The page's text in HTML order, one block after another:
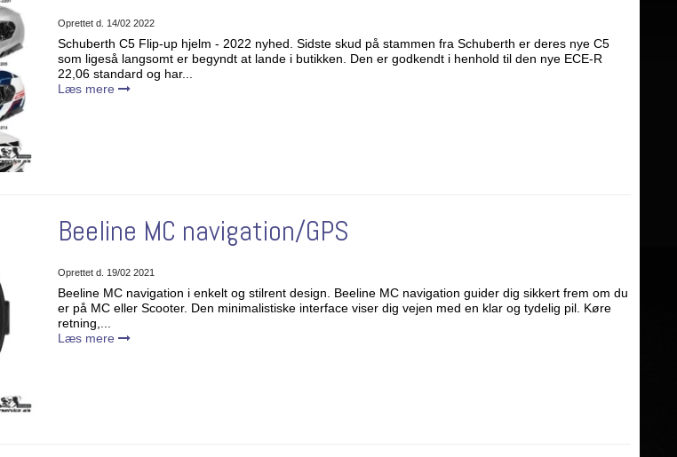
Oprettet d. 14/02 2022
Schuberth C5 Flip-up hjelm - 2022 nyhed. Sidste skud på stammen fra Schuberth er deres nye C5
som ligeså langsomt er begyndt at lande i butikken. Den er godkendt i henhold til den nye ECE-R
22,06 standard og har...
Læs mere
Beeline MC navigation/GPS
Oprettet d. 19/02 2021
Beeline MC navigation i enkelt og stilrent design. Beeline MC navigation guider dig sikkert frem om du
er på MC eller Scooter. Den minimalistiske interface viser dig vejen med en klar og tydelig pil. Køre
retning,...
Læs mere